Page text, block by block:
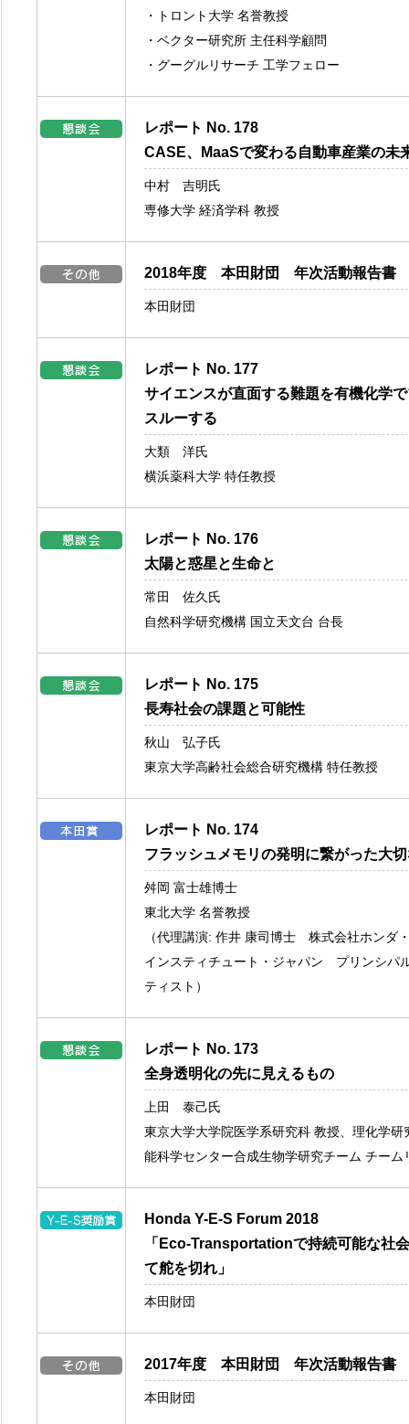
・トロント大学 名誉教授
・ベクター研究所 主任科学顧問
・グーグルリサーチ 工学フェロー
レポート No. 178
CASE、MaaSで変わる自動車産業の未
中村 吉明氏
専修大学 経済学科 教授
2018年度 本田財団 年次活動報告書
本田財団
レポート No. 177
サイエンスが直面する難題を有機化学
スルーする
大類 洋氏
横浜薬科大学 特任教授
レポート No. 176
太陽と惑星と生命と
常田 佐久氏
自然科学研究機構 国立天文台 台長
レポート No. 175
長寿社会の課題と可能性
秋山 弘子氏
東京大学高齢社会総合研究機構 特任教授
レポート No. 174
フラッシュメモリの発明に繋がった大
舛岡 富士雄博士
東北大学 名誉教授
（代理講演: 作井 康司博士 株式会社ホンダ
インスティチュート・ジャパン プリンシパ
ティスト）
レポート No. 173
全身透明化の先に見えるもの
上田 泰己氏
東京大学大学院医学系研究科 教授、理化学研
能科学センター合成生物学研究チーム チーム
Honda Y-E-S Forum 2018
「Eco-Transportationで持続可能な社
て舵を切れ」
本田財団
2017年度 本田財団 年次活動報告書
本田財団